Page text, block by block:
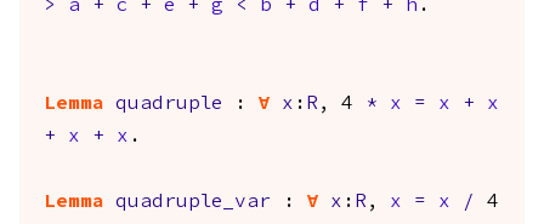
>
a + c + e + g < b + d + f + h .
Lemma quadruple : forall x : R , 4 * x = x +
x
+
x + x .
Lemma quadruple_var : forall x : R , x = x /
4